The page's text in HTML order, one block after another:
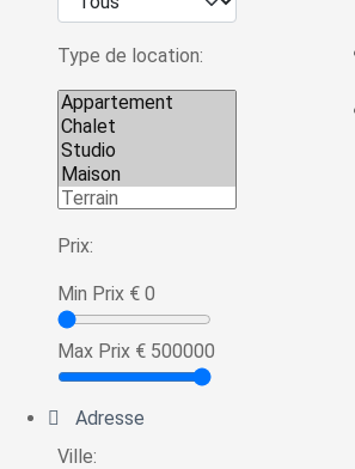
Type de location:
Prix:
Min Prix € 0
Max Prix € 500000
Adresse
Ville: